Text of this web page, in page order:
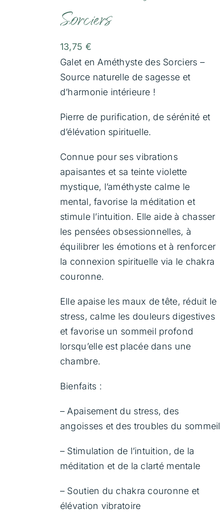
Sorciers
13,75 €
Galet en Améthyste des Sorciers –
Source naturelle de sagesse et
d’harmonie intérieure !
Pierre de purification, de sérénité et
d’élévation spirituelle.
Connue pour ses vibrations
apaisantes et sa teinte violette
mystique, l’améthyste calme le
mental, favorise la méditation et
stimule l’intuition. Elle aide à chasser
les pensées obsessionnelles, à
équilibrer les émotions et à renforcer
la connexion spirituelle via le chakra
couronne.
Elle apaise les maux de tête, réduit le
stress, calme les douleurs digestives
et favorise un sommeil profond
lorsqu’elle est placée dans une
chambre.
Bienfaits :
– Apaisement du stress, des
angoisses et des troubles du sommeil
– Stimulation de l’intuition, de la
méditation et de la clarté mentale
– Soutien du chakra couronne et
élévation vibratoire